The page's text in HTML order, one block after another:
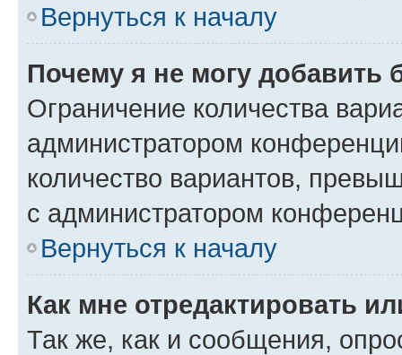
Вернуться к началу
Почему я не могу добавить
Ограничение количества
администратором
количество вариантов,
с администратором
Вернуться к началу
Как мне отредактировать
Так же, как и сообщения,